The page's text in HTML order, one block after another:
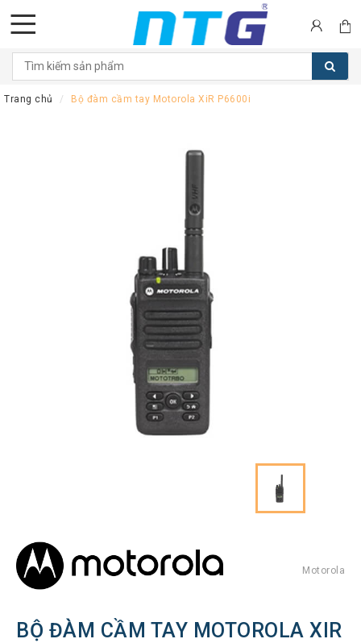
DANH
MỤC
SẢN
AV
Pro
Mạng
Trang chủ Bộ đàm cầm tay Motorola XiR P6600i
Motorola
BỘ ĐÀM CẦM TAY MOTOROLA XIR